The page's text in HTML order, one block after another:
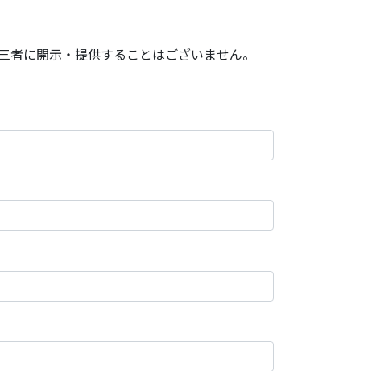
に開示・提供することはございません。